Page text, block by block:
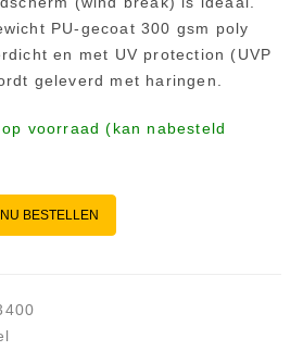
PU-gecoat 300 gsm poly
en met UV protection (UVP
geleverd met haringen.
voorraad (kan nabesteld
NU BESTELLEN